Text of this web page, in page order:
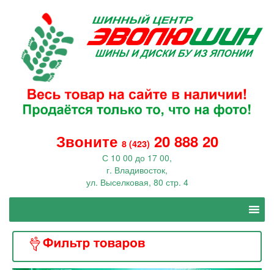
Звоните 8 (423) 20 888 20
С 10 00 до 17 00,
г. Владивосток,
ул. Выселковая, 80 стр. 4